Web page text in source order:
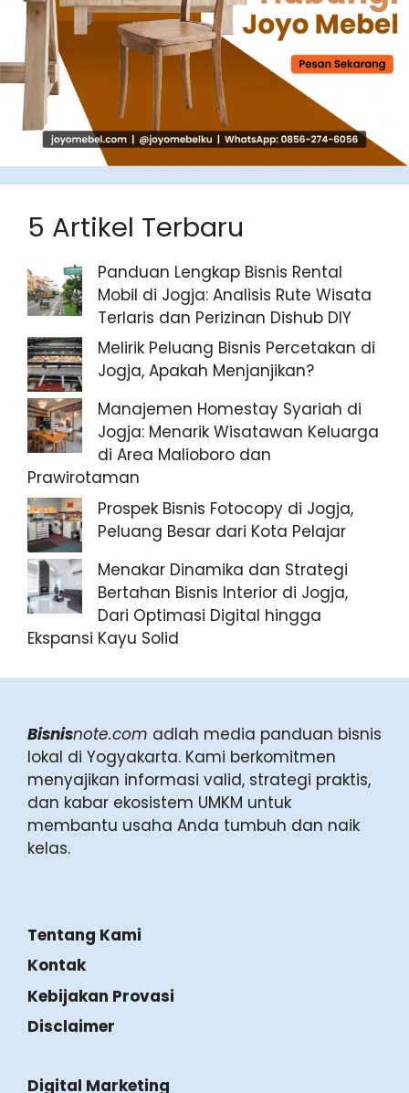
5 Artikel Terbaru
Panduan Lengkap Bisnis Rental
Mobil di Jogja: Analisis Rute Wisata
Terlaris dan Perizinan Dishub DIY
Melirik Peluang Bisnis Percetakan di
Jogja, Apakah Menjanjikan?
Manajemen Homestay Syariah di
Jogja: Menarik Wisatawan Keluarga
di Area Malioboro dan
Prawirotaman
Prospek Bisnis Fotocopy di Jogja,
Peluang Besar dari Kota Pelajar
Menakar Dinamika dan Strategi
Bertahan Bisnis Interior di Jogja,
Dari Optimasi Digital hingga
Ekspansi Kayu Solid
Bisnisnote.com adlah media panduan bisnis
lokal di Yogyakarta. Kami berkomitmen
menyajikan informasi valid, strategi praktis,
dan kabar ekosistem UMKM untuk
membantu usaha Anda tumbuh dan naik
kelas.
Tentang Kami
Kontak
Kebijakan Provasi
Disclaimer
Digital Marketing